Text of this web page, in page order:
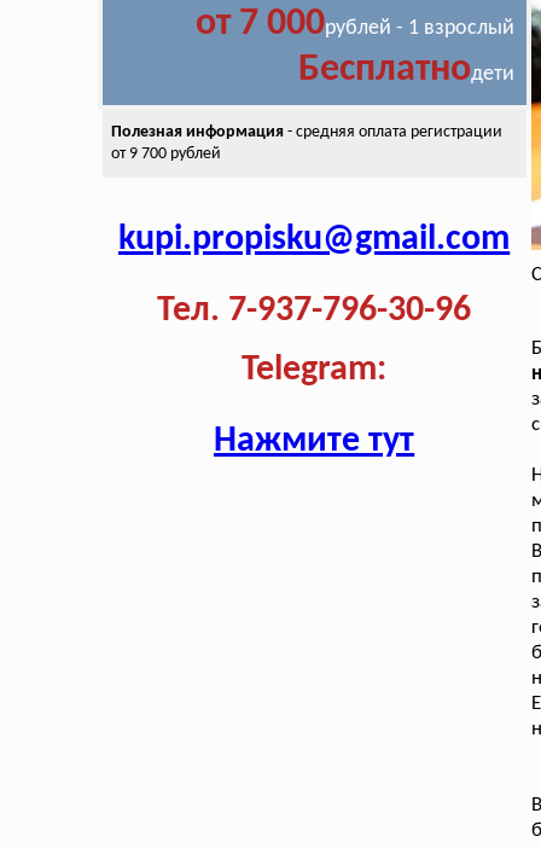
от 7 000рублей - 1 взрослый
Бесплатнодети
Полезная информация- средняя оплата регистрации
от 9 700 рублей
kupi.propisku@gmail.com
Тел. 7-937-796-30-96
Telegram:
Нажмите тут